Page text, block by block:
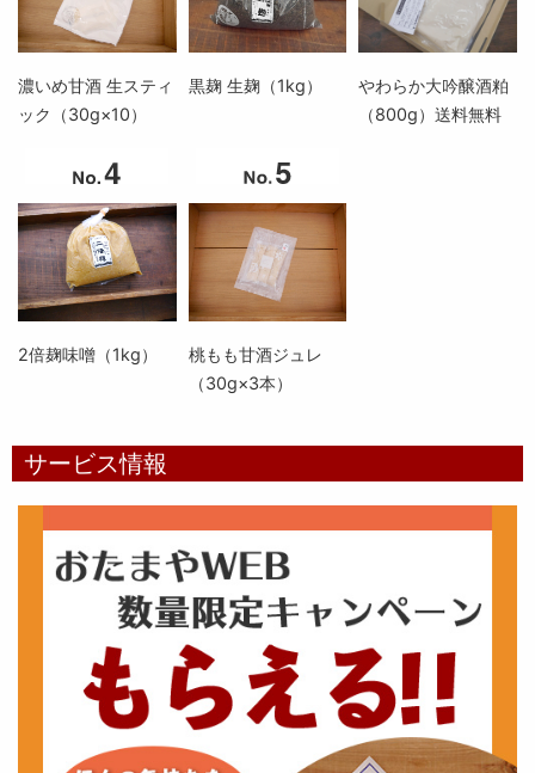
濃いめ甘酒 生スティ
ック（30g×10）
黒麹 生麹（1kg）
やわらか大吟醸酒粕
（800g）送料無料
2倍麹味噌（1kg）
桃もも甘酒ジュレ
（30g×3本）
サービス情報